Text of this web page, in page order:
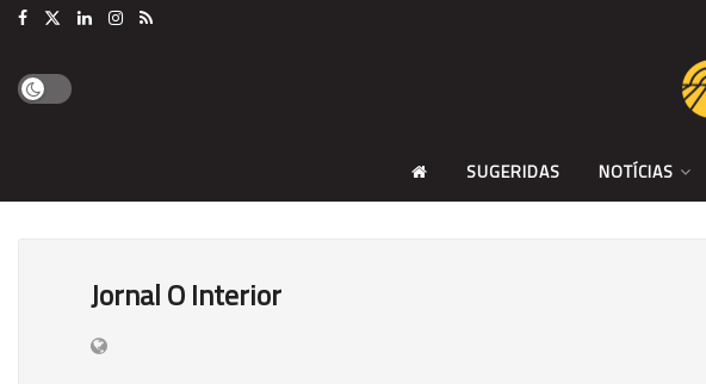
SUGERIDAS NOTÍCIAS
Jornal O Interior